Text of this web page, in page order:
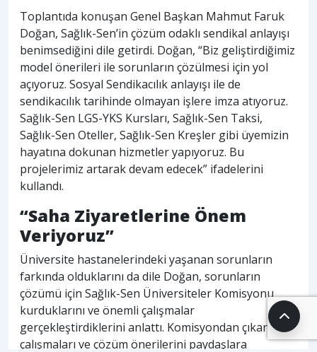
Toplantıda konuşan Genel Başkan Mahmut Faruk
Doğan, Sağlık-Sen’in çözüm odaklı sendikal anlayışı
benimsediğini dile getirdi. Doğan, “Biz geliştirdiğimiz
model önerileri ile sorunların çözülmesi için yol
açıyoruz. Sosyal Sendikacılık anlayışı ile de
sendikacılık tarihinde olmayan işlere imza atıyoruz.
Sağlık-Sen LGS-YKS Kursları, Sağlık-Sen Taksi,
Sağlık-Sen Oteller, Sağlık-Sen Kreşler gibi üyemizin
hayatına dokunan hizmetler yapıyoruz. Bu
projelerimiz artarak devam edecek” ifadelerini
kullandı.
“Saha Ziyaretlerine Önem
Veriyoruz”
Üniversite hastanelerindeki yaşanan sorunların
farkında olduklarını da dile Doğan, sorunların
çözümü için Sağlık-Sen Üniversiteler Komisyonu
kurduklarını ve önemli çalışmalar
gerçekleştirdiklerini anlattı. Komisyondan çıkan
çalışmaları ve çözüm önerilerini paydaşlara